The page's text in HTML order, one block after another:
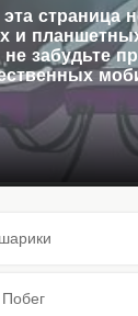
страница
и
забудьте